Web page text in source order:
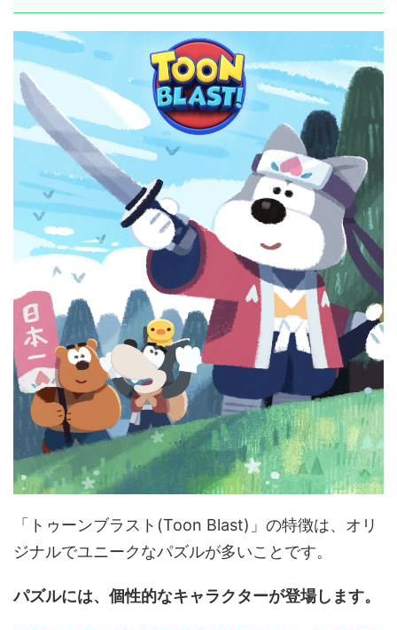
「トゥーンブラスト(Toon Blast)」の特徴は、オリ
ジナルでユニークなパズルが多いことです。
パズルには、個性的なキャラクターが登場します。